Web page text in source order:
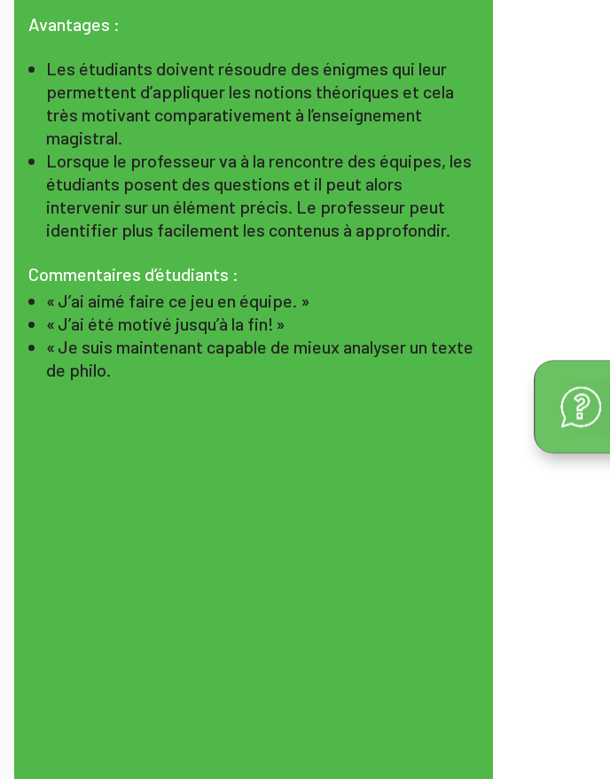
Avantages :
Les étudiants doivent résoudre des énigmes qui leur
permettent d’appliquer les notions théoriques et cela
très motivant comparativement à l’enseignement
magistral.
Lorsque le professeur va à la rencontre des équipes, les
étudiants posent des questions et il peut alors
intervenir sur un élément précis. Le professeur peut
identifier plus facilement les contenus à approfondir.
Commentaires d’étudiants :
« J’ai aimé faire ce jeu en équipe. »
« J’ai été motivé jusqu’à la fin! »
« Je suis maintenant capable de mieux analyser un texte
de philo.